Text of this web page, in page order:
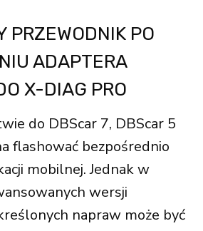
PRZEWODNIK PO
ADAPTERA
X-DIAG PRO
do DBScar 7, DBScar 5
flashować bezpośrednio
mobilnej. Jednak w
wersji
napraw może być